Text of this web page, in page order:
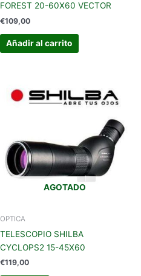
FOREST 20-60X60 VECTOR
€109,00
Añadir al carrito
AGOTADO
OPTICA
TELESCOPIO SHILBA
CYCLOPS2 15-45X60
€119,00